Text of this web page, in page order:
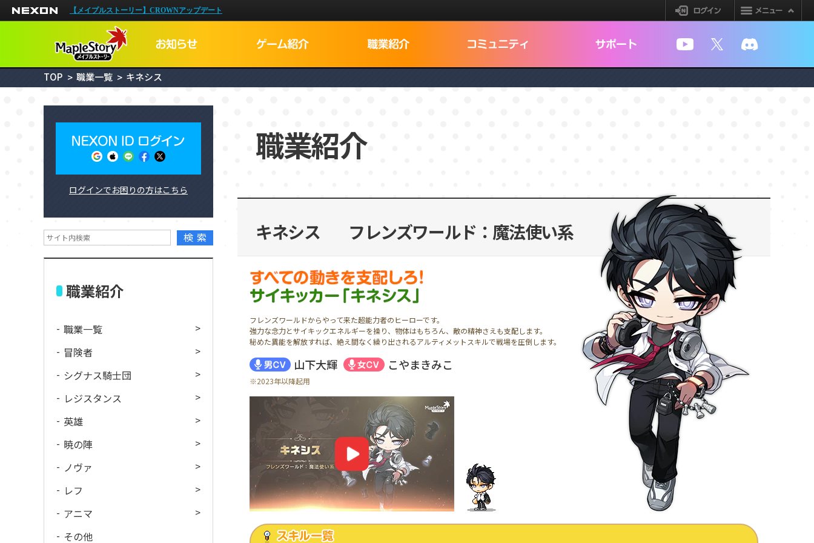
NEXON
【メイプルストーリー】CROWNアップデート ログイン
YouTube
TOP 職業一覧 キネシス
職業紹介
キネシス フレンズワールド：魔法使い系
フレンズワールドからやって来た超能力者のヒーローです。
強力な念力とサイキックエネルギーを操り、物体はもちろん、敵の精神さえも支配します。
秘めた異能を解放すれば、絶え間なく繰り出されるアルティメットスキルで戦場を圧倒します。
山下大輝 こやまきみこ
※2023年以降起用
NEXON IDログイン
ログインでお困りの方はこちら
検索
職業紹介
職業一覧
冒険者
シグナス騎士団
レジスタンス
英雄
暁の陣
ノヴァ
レフ
アニマ
その他